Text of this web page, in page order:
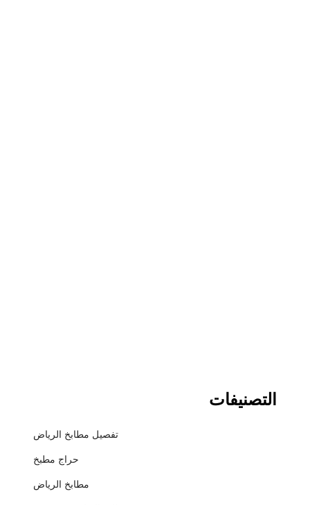
التصنيفات
تفصيل مطابخ الرياض
حراج مطبخ
مطابخ الرياض